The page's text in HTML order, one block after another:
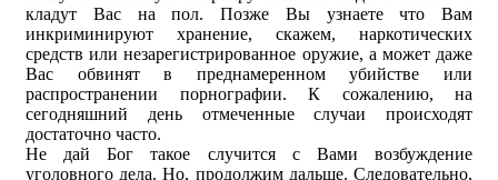
кладут Вас на пол. Позже Вы узнаете что Вам
инкриминируют хранение, скажем, наркотических
средств или незарегистрированное оружие, а может даже
Вас обвинят в преднамеренном убийстве или
распространении порнографии. К сожалению, на
сегодняшний день отмеченные случаи происходят
достаточно часто.
Не дай Бог такое случится с Вами возбуждение
уголовного дела. Но, продолжим дальше. Следовательно,